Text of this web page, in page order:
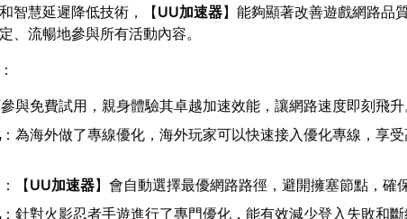
智慧延遲降低技術，【UU加速器】能夠顯著改善遊戲網路品
、流暢地參與所有活動內容。
參與免費試用，親身體驗其卓越加速效能，讓網路速度即刻飛升
：為海外做了專線優化，海外玩家可以快速接入優化專線，享
：【UU加速器】會自動選擇最優網路路徑，避開擁塞節點，確
：針對火影忍者手遊進行了專門優化，能有效減少登入失敗和斷